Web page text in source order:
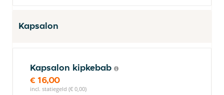
Kapsalon
Kapsalon kipkebab
€ 16,00
incl. statiegeld (€ 0,00)